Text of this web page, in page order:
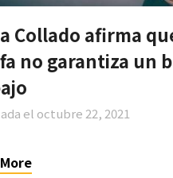
Collado afirma
no garantiza un
el octubre 22, 2021